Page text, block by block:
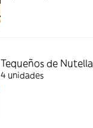
Tequeños de Nutella
4 unidades